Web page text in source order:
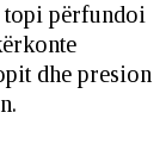
përfundoi
dhe presion